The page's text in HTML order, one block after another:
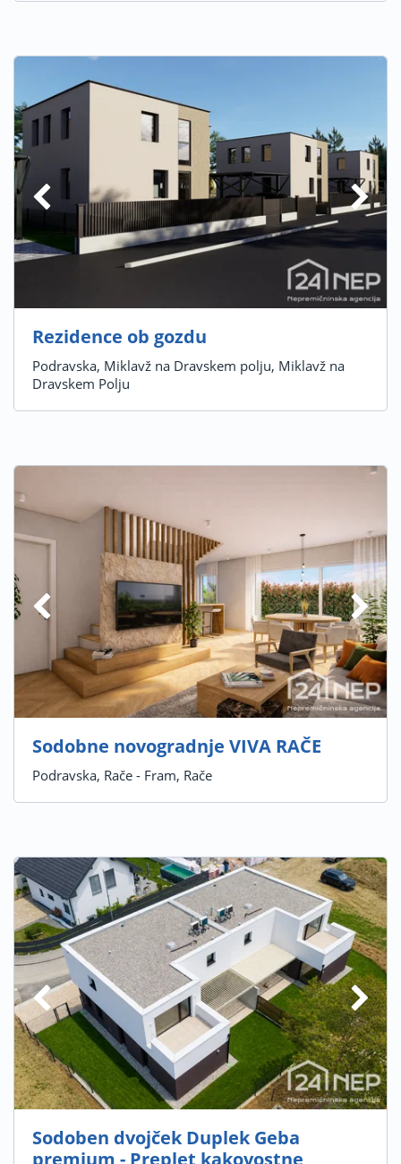
Rezidence ob gozdu
Podravska, Miklavž na Dravskem polju, Miklavž na
Dravskem Polju
Sodobne novogradnje VIVA RAČE
Podravska, Rače - Fram, Rače
Sodoben dvojček Duplek Geba